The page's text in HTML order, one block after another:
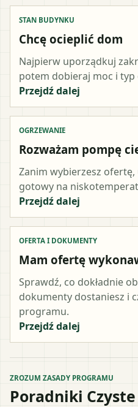
STAN BUDYNKU
Chcę ocieplić dom
Najpierw uporządkuj
potem dobieraj moc i typ
Przejdź dalej
OGRZEWANIE
Rozważam pompę
Zanim wybierzesz
gotowy na
Przejdź dalej
OFERTA I DOKUMENTY
Mam ofertę
Sprawdź, co dokładnie
dokumenty dostaniesz i
programu.
Przejdź dalej
ZROZUM ZASADY PROGRAMU
Poradniki